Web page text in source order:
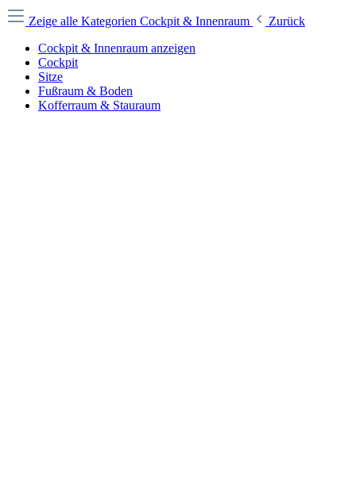
Zeige alle Kategorien Cockpit & Innenraum
Zurück
Cockpit & Innenraum anzeigen
Cockpit
Sitze
Fußraum & Boden
Kofferraum & Stauraum